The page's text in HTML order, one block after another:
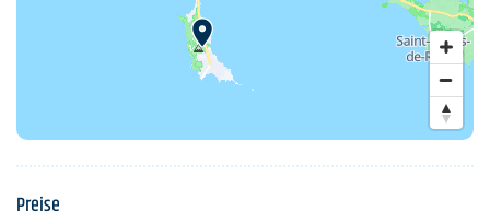
Preise